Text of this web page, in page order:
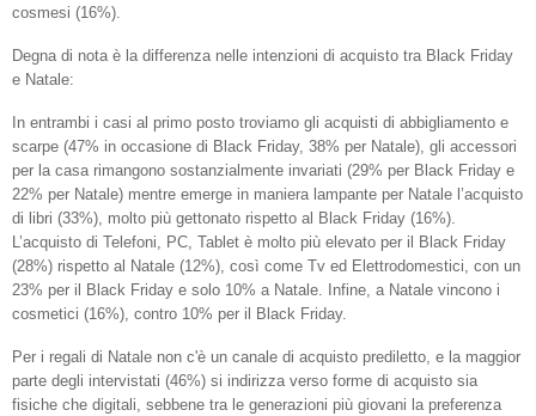
cosmesi (16%).
Degna di nota è la differenza nelle intenzioni di acquisto tra Black Friday
e Natale:
In entrambi i casi al primo posto troviamo gli acquisti di abbigliamento e
scarpe (47% in occasione di Black Friday, 38% per Natale), gli accessori
per la casa rimangono sostanzialmente invariati (29% per Black Friday e
22% per Natale) mentre emerge in maniera lampante per Natale l’acquisto
di libri (33%), molto più gettonato rispetto al Black Friday (16%).
L’acquisto di Telefoni, PC, Tablet è molto più elevato per il Black Friday
(28%) rispetto al Natale (12%), così come Tv ed Elettrodomestici, con un
23% per il Black Friday e solo 10% a Natale. Infine, a Natale vincono i
cosmetici (16%), contro 10% per il Black Friday.
Per i regali di Natale non c'è un canale di acquisto prediletto, e la maggior
parte degli intervistati (46%) si indirizza verso forme di acquisto sia
fisiche che digitali, sebbene tra le generazioni più giovani la preferenza